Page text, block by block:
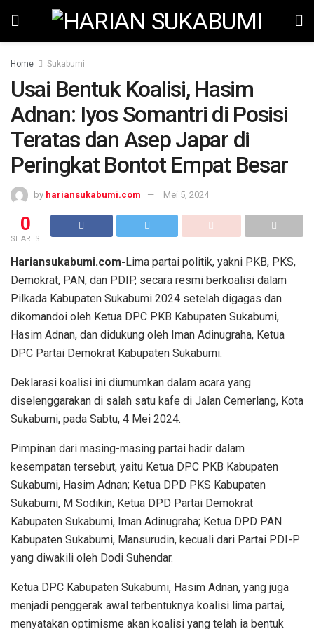
Home Sukabumi
Usai Bentuk Koalisi, Hasim
Adnan: Iyos Somantri di Posisi
Teratas dan Asep Japar di
Peringkat Bontot Empat Besar
by hariansukabumi.com Mei 5, 2024
0
SHARES
Hariansukabumi.com-Lima partai politik, yakni PKB, PKS,
Demokrat, PAN, dan PDIP, secara resmi berkoalisi dalam
Pilkada Kabupaten Sukabumi 2024 setelah digagas dan
dikomandoi oleh Ketua DPC PKB Kabupaten Sukabumi,
Hasim Adnan, dan didukung oleh Iman Adinugraha, Ketua
DPC Partai Demokrat Kabupaten Sukabumi.
Deklarasi koalisi ini diumumkan dalam acara yang
diselenggarakan di salah satu kafe di Jalan Cemerlang, Kota
Sukabumi, pada Sabtu, 4 Mei 2024.
Pimpinan dari masing-masing partai hadir dalam
kesempatan tersebut, yaitu Ketua DPC PKB Kabupaten
Sukabumi, Hasim Adnan; Ketua DPD PKS Kabupaten
Sukabumi, M Sodikin; Ketua DPD Partai Demokrat
Kabupaten Sukabumi, Iman Adinugraha; Ketua DPD PAN
Kabupaten Sukabumi, Mansurudin, kecuali dari Partai PDI-P
yang diwakili oleh Dodi Suhendar.
Ketua DPC Kabupaten Sukabumi, Hasim Adnan, yang juga
menjadi penggerak awal terbentuknya koalisi lima partai,
menyatakan optimisme akan koalisi yang telah ia bentuk